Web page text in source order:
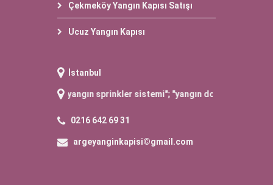
Çekmeköy Yangın Kapısı Satışı
Ucuz Yangın Kapısı
İstanbul
yangın sprinkler sistemi"; "yangın dolabı satışı"; "
0216 642 69 31
argeyanginkapisi©gmail.com